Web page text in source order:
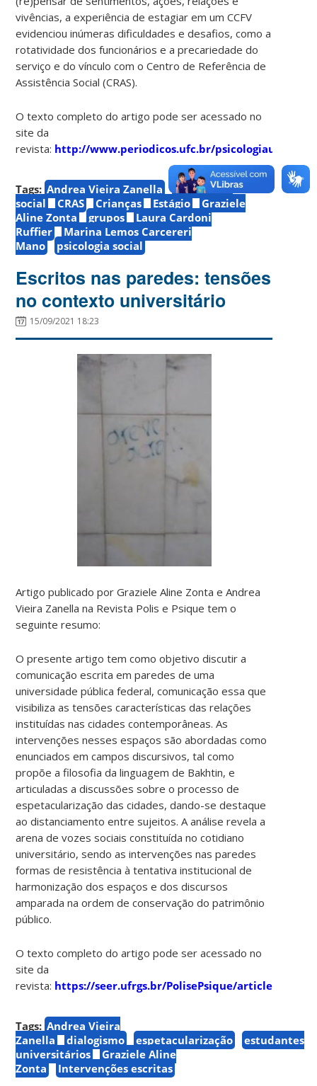
vivências, a experiência de estagiar em um CCFV
evidenciou inúmeras dificuldades e desafios, como a
rotatividade dos funcionários e a precariedade do
serviço e do vínculo com o Centro de Referência de
Assistência Social (CRAS).
O texto completo do artigo pode ser acessado no
site da
revista: http://www.periodicos.ufc.br/psicologiaufc/
Tags: Andrea Vieira Zanella
assistência
social
CRAS Crianças Estágio
Graziele
Aline Zonta
grupos
Laura Cardoni
Ruffier
Marina Lemos Carcereri
Mano
psicologia social
Escritos nas paredes: tensões
no contexto universitário
15/09/2021 18:23
Artigo publicado por Graziele Aline Zonta e Andrea
Vieira Zanella na Revista Polis e Psique tem o
seguinte resumo:
O presente artigo tem como objetivo discutir a
comunicação escrita em paredes de uma
universidade pública federal, comunicação essa que
visibiliza as tensões características das relações
instituídas nas cidades contemporâneas. As
intervenções nesses espaços são abordadas como
enunciados em campos discursivos, tal como
propõe a filosofia da linguagem de Bakhtin, e
articuladas a discussões sobre o processo de
espetacularização das cidades, dando-se destaque
ao distanciamento entre sujeitos. A análise revela a
arena de vozes sociais constituída no cotidiano
universitário, sendo as intervenções nas paredes
formas de resistência à tentativa institucional de
harmonização dos espaços e dos discursos
amparada na ordem de conservação do patrimônio
público.
O texto completo do artigo pode ser acessado no
site da
revista: https://seer.ufrgs.br/PolisePsique/article/view/
Tags: Andrea Vieira
Zanella
dialogismo espetacularização
estudantes
universitários
Graziele Aline
Zonta
Intervenções escritas